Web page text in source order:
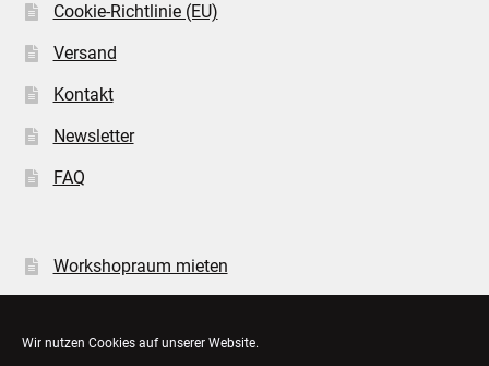
Wir nutzen Cookies auf unserer Website.
Cookie-Richtlinie (EU)
Versand
Kontakt
Newsletter
FAQ
Workshopraum mieten